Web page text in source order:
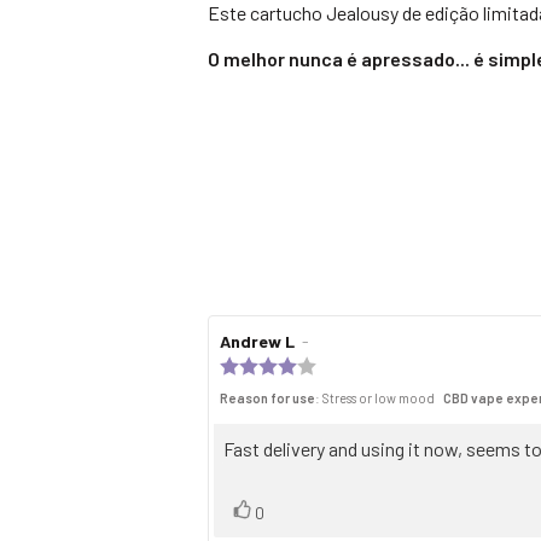
Este cartucho Jealousy de edição
O melhor nunca é apressado... é
Review
author:
Andrew L -
date:
4.0
5
Reason for use: Stress or low mood CBD vape
Review
Fast delivery and using it now, seems
Vote
0